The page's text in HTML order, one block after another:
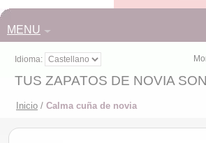
MENU
Idioma:
TUS ZAPATOS DE NOVIA
Inicio / Calma cuña de novia